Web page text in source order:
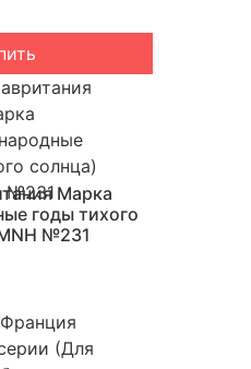
Марка
годы тихого
№231